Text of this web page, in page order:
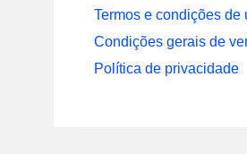
Termos e condições de
Condições gerais de
Política de privacidade